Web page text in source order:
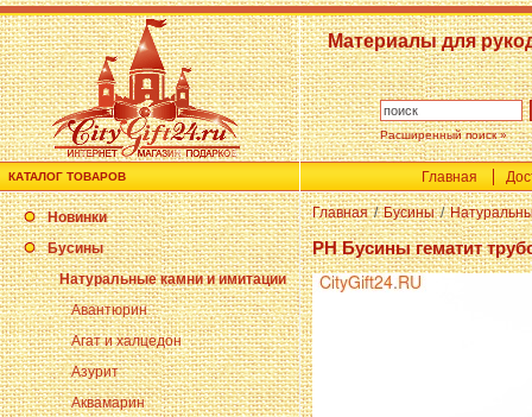
Материалы для
Расширенный поиск »
КАТАЛОГ ТОВАРОВ Главная
Новинки
Бусины
Натуральные камни и имитации
Авантюрин
Агат и халцедон
Азурит
Аквамарин
Главная / Бусины /
PH Бусины гематит